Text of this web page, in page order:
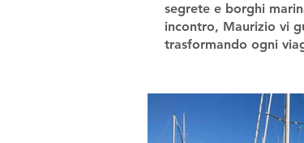
segrete e borghi
incontro, Maurizio vi
trasformando ogni